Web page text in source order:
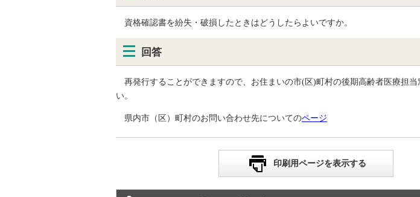
資格確認書を紛失・破損したときはどうしたらよいですか。
回答
再発行することができますので、お住まいの市(区)町村の後期高齢者医療担当
い。
県内市（区）町村のお問い合わせ先についてのページ
印刷用ページを表示する